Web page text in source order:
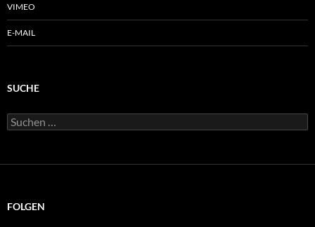
VIMEO
E-MAIL
SUCHE
Suchen
nach:
FOLGEN